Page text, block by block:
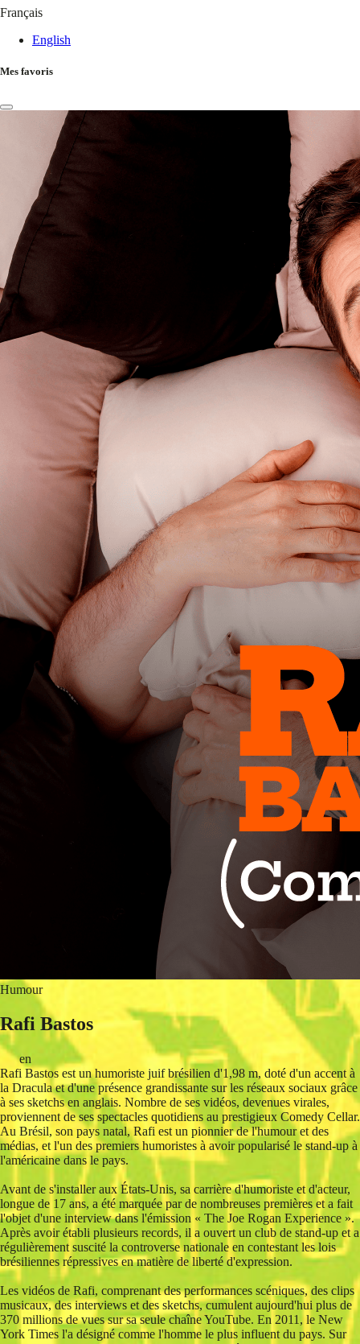
Français
English
Mes favoris
Humour
Rafi Bastos
en
Rafi Bastos est un humoriste juif brésilien d'1,98 m, doté d'un accent à
la Dracula et d'une présence grandissante sur les réseaux sociaux grâce
à ses sketchs en anglais. Nombre de ses vidéos, devenues virales,
proviennent de ses spectacles quotidiens au prestigieux Comedy Cellar.
Au Brésil, son pays natal, Rafi est un pionnier de l'humour et des
médias, et l'un des premiers humoristes à avoir popularisé le stand-up à
l'américaine dans le pays.
Avant de s'installer aux États-Unis, sa carrière d'humoriste et d'acteur,
longue de 17 ans, a été marquée par de nombreuses premières et a fait
l'objet d'une interview dans l'émission « The Joe Rogan Experience ».
Après avoir établi plusieurs records, il a ouvert un club de stand-up et a
régulièrement suscité la controverse nationale en contestant les lois
brésiliennes répressives en matière de liberté d'expression.
Les vidéos de Rafi, comprenant des performances scéniques, des clips
musicaux, des interviews et des sketchs, cumulent aujourd'hui plus de
370 millions de vues sur sa seule chaîne YouTube. En 2011, le New
York Times l'a désigné comme l'homme le plus influent du pays. Sur